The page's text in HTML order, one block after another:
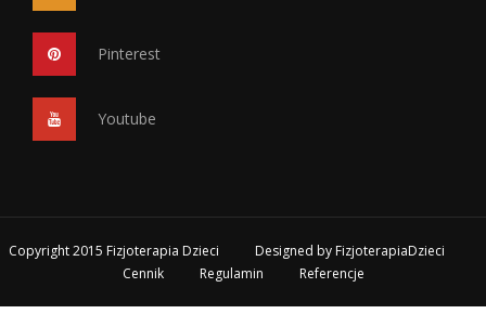
Pinterest
Youtube
Copyright 2015 Fizjoterapia Dzieci Designed by FizjoterapiaDzieci
Cennik
Regulamin Referencje